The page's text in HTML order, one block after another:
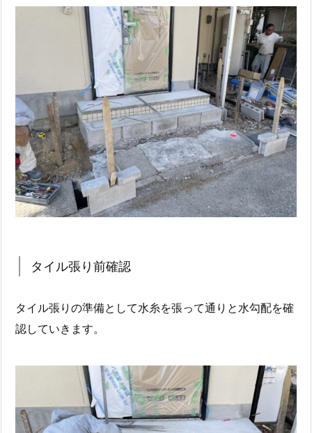
タイル張り前確認
タイル張りの準備として水糸を張って通りと水勾配を確
認していきます。